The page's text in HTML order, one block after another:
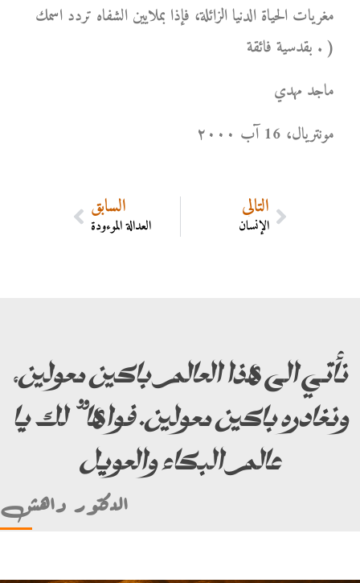
مغريات الحياة الدنيا الزائلة، فإذا بملايين الشفاه تردد اسمك
بقدسية فائقة . )
ماجد مهدي
مونتریال، 16 آب ۲۰۰۰
السابق
العدالة الموءودة
التالي
الإنسان
نأتي الى هذا العالم باكين معولين،
ونغادره باكين معولين. فواها” لك يا
عالم البكاء والعويل
الدكتور داهش